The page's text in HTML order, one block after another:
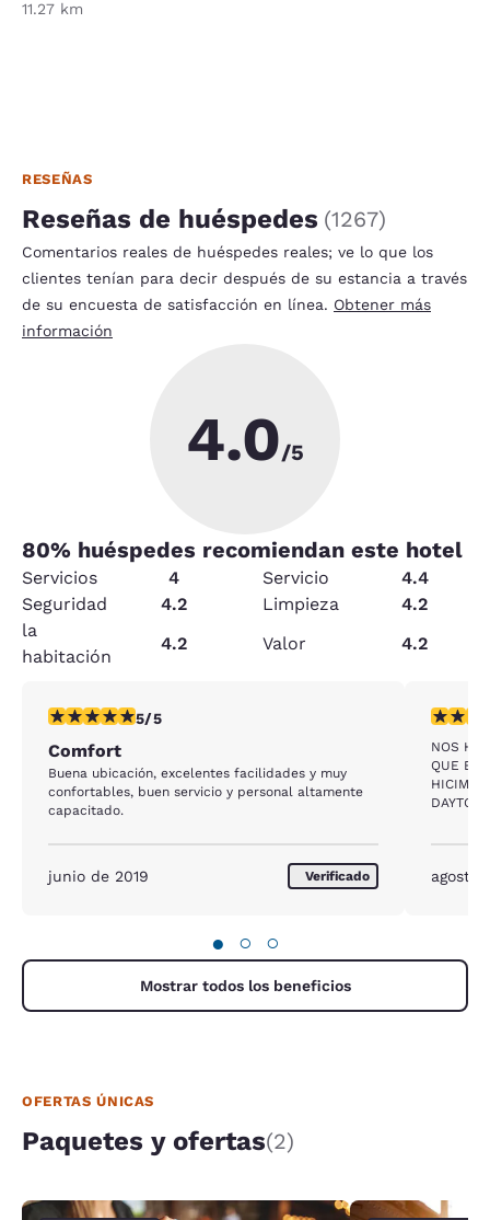
11.27 km
RESEÑAS
Reseñas de huéspedes (1267)
Comentarios reales de huéspedes reales; ve lo que los
clientes tenían para decir después de su estancia a través
de su encuesta de satisfacción en línea. Obtener más
información
4.0/5
80% huéspedes recomiendan este hotel
Servicios 4 Servicio
4.4
Seguridad
4.2 Limpieza
4.2
la
habitación
4.2 Valor 4.2
calificación de 5 estrellas. Excepcional. 1 reseña
5/5
Comfort
Buena ubicación, excelentes facilidades y muy
confortables, buen servicio y personal altamente
capacitado.
junio de 2019 Verificado
NOS
QUE
LUEGO
agosto
● ○ ○
Mostrar todos los beneficios
OFERTAS ÚNICAS
Paquetes y ofertas(2)